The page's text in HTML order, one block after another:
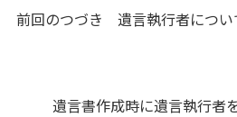
前回のつづき 遺言執行者につい
遺言書作成時に遺言執行者